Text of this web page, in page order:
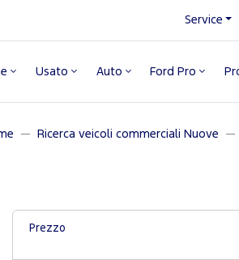
Service
Usato Auto Ford Pro
Ricerca veicoli commerciali Nuove
Prezzo